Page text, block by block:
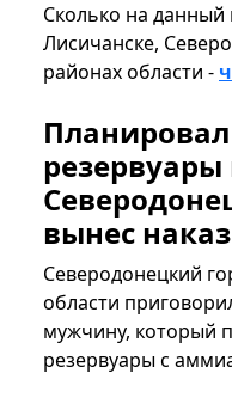
Сколько на
Лисичанске,
районах области -
резервуары
вынес
Северодонецкий
области
мужчину, который
резервуары с